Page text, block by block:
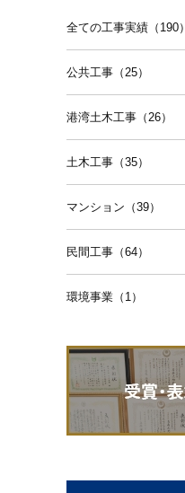
全ての工事実績（190）
公共工事（25）
港湾土木工事（26）
土木工事（35）
マンション（39）
民間工事（64）
環境事業（1）